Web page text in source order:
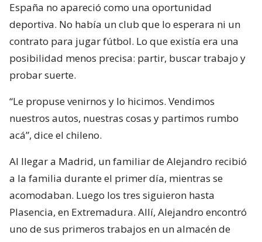
España no apareció como una oportunidad
deportiva. No había un club que lo esperara ni un
contrato para jugar fútbol. Lo que existía era una
posibilidad menos precisa: partir, buscar trabajo y
probar suerte.
“Le propuse venirnos y lo hicimos. Vendimos
nuestros autos, nuestras cosas y partimos rumbo
acá”, dice el chileno.
Al llegar a Madrid, un familiar de Alejandro recibió
a la familia durante el primer día, mientras se
acomodaban. Luego los tres siguieron hasta
Plasencia, en Extremadura. Allí, Alejandro encontró
uno de sus primeros trabajos en un almacén de